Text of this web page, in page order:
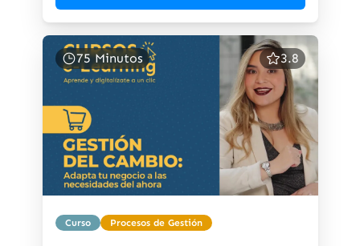
75 Minutos 3.8
Curso Procesos de Gestión